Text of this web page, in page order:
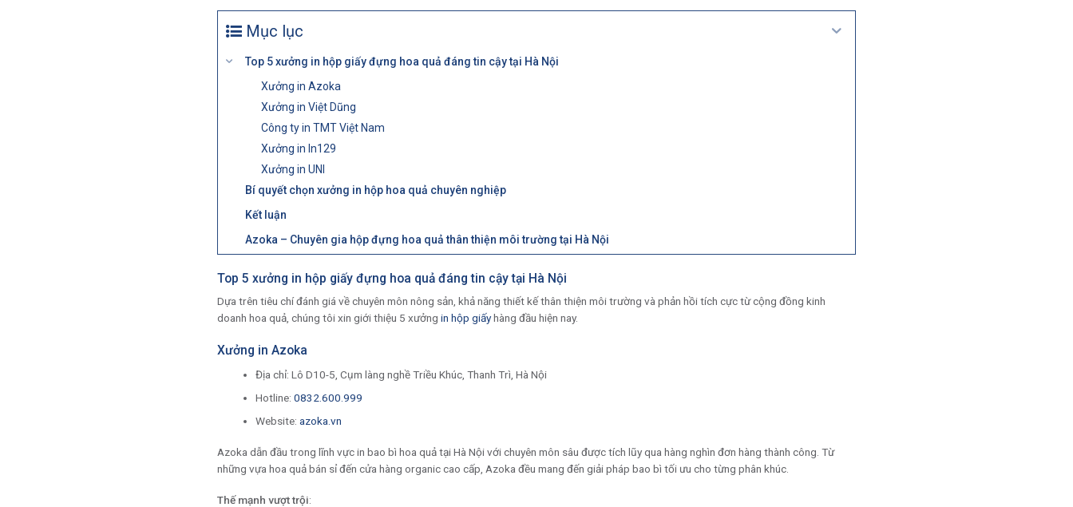
Mục lục
Top 5 xưởng in hộp giấy đựng hoa quả đáng tin cậy tại Hà Nội
Xưởng in Azoka
Xưởng in Việt Dũng
Công ty in TMT Việt Nam
Xưởng in In129
Xưởng in UNI
Bí quyết chọn xưởng in hộp hoa quả chuyên nghiệp
Kết luận
Azoka – Chuyên gia hộp đựng hoa quả thân thiện môi trường tại Hà Nội
Top 5 xưởng in hộp giấy đựng hoa quả đáng tin cậy tại Hà Nội
Dựa trên tiêu chí đánh giá về chuyên môn nông sản, khả năng thiết kế thân thiện môi trường và phản hồi tích cực từ cộng đồng kinh
doanh hoa quả, chúng tôi xin giới thiệu 5 xưởng in hộp giấyhàng đầu hiện nay.
Xưởng in Azoka
Địa chỉ: Lô D10-5, Cụm làng nghề Triều Khúc, Thanh Trì, Hà Nội
Hotline: 0832.600.999
Website: azoka.vn
Azoka dẫn đầu trong lĩnh vực in bao bì hoa quả tại Hà Nội với chuyên môn sâu được tích lũy qua hàng nghìn đơn hàng thành công. Từ
những vựa hoa quả bán sỉ đến cửa hàng organic cao cấp, Azoka đều mang đến giải pháp bao bì tối ưu cho từng phân khúc.
Thế mạnh vượt trội: